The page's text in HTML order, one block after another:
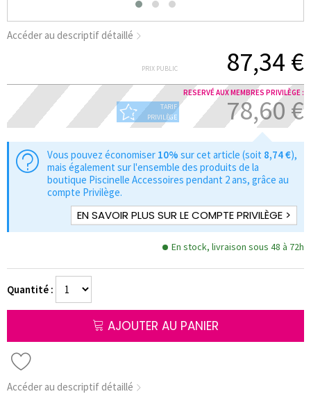
Accéder au descriptif détaillé
PRIX PUBLIC 87,34 €
RESERVÉ AUX MEMBRES PRIVILÈGE :
TARIF
PRIVILÈGE
78,60 €
Vous pouvez économiser 10% sur cet article (soit 8,74 €),
mais également sur l'ensemble des produits de la
boutique Piscinelle Accessoires pendant 2 ans, grâce au
compte Privilège.
EN SAVOIR PLUS SUR LE COMPTE PRIVILÈGE >
En stock, livraison sous 48 à 72h
Quantité :
AJOUTER AU PANIER
Accéder au descriptif détaillé